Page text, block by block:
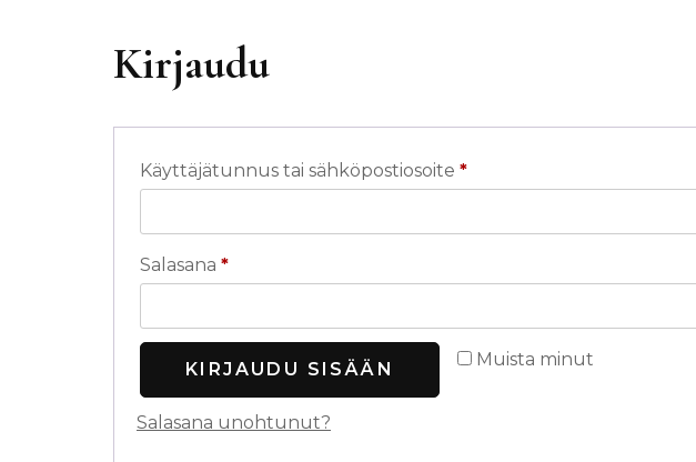
Kirjaudu
Käyttäjätunnus tai sähköpostiosoite *Vaaditaan
Salasana *Vaaditaan
Muista minut
KIRJAUDU SISÄÄN
Salasana unohtunut?